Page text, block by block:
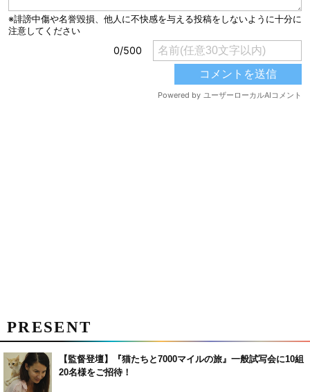
PRESENT
【監督登壇】『猫たちと7000マイルの旅』一般試写会に10組
20名様をご招待！